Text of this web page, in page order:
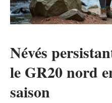
Névés
le GR20 nord
saison